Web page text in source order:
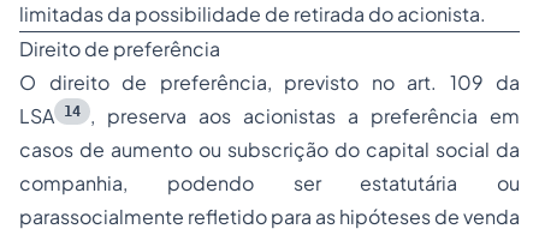
limitadas da possibilidade de retirada do acionista.
Direito de preferência
O direito de preferência, previsto no art. 109 da
LSA
14
, preserva aos acionistas a preferência em
casos de aumento ou subscrição do capital social da
companhia, podendo ser estatutária ou
parassocialmente refletido para as hipóteses de venda